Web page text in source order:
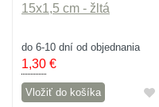
15x1,5 cm - žltá
do 6-10 dní od objednania
1,30 €
Vložiť do košíka